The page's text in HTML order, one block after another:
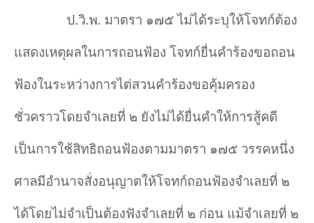
ป.วิ.พ. มาตรา ๑๗๕ ไม่ได้ระบุให้โจทก์ต้อง
แสดงเหตุผลในการถอนฟ้อง โจทก์ยื่นคำร้องขอถอน
ฟ้องในระหว่างการไต่สวนคำร้องขอคุ้มครอง
ชั่วคราวโดยจำเลยที่ ๒ ยังไม่ได้ยื่นคำให้การสู้คดี
เป็นการใช้สิทธิถอนฟ้องตามมาตรา ๑๗๕ วรรคหนึ่ง
ศาลมีอำนาจสั่งอนุญาตให้โจทก์ถอนฟ้องจำเลยที่ ๒
ได้โดยไม่จำเป็นต้องฟังจำเลยที่ ๒ ก่อน แม้จำเลยที่ ๒